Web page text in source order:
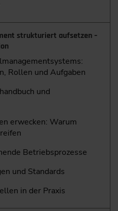
strukturiert aufsetzen –
Rollen und Aufgaben
und
erwecken: Warum
Betriebsprozesse
und Standards
in der Praxis